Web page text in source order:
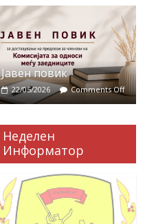
Јавен повик
22/05/2026 Comments Off
Неделен
Информатор